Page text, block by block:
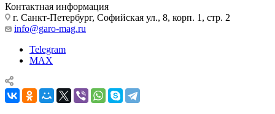
Контактная информация
г. Санкт-Петербург, Софийская ул., 8, корп. 1, стр. 2
info@garo-mag.ru
Telegram
MAX